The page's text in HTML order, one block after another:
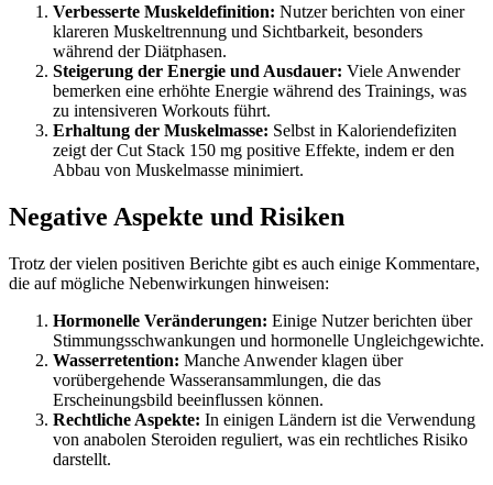
Verbesserte Muskeldefinition: Nutzer berichten von einer
klareren Muskeltrennung und Sichtbarkeit, besonders
während der Diätphasen.
Steigerung der Energie und Ausdauer: Viele Anwender
bemerken eine erhöhte Energie während des Trainings, was
zu intensiveren Workouts führt.
Erhaltung der Muskelmasse: Selbst in Kaloriendefiziten
zeigt der Cut Stack 150 mg positive Effekte, indem er den
Abbau von Muskelmasse minimiert.
Negative Aspekte und Risiken
Trotz der vielen positiven Berichte gibt es auch einige Kommentare,
die auf mögliche Nebenwirkungen hinweisen:
Hormonelle Veränderungen: Einige Nutzer berichten über
Stimmungsschwankungen und hormonelle Ungleichgewichte.
Wasserretention: Manche Anwender klagen über
vorübergehende Wasseransammlungen, die das
Erscheinungsbild beeinflussen können.
Rechtliche Aspekte: In einigen Ländern ist die Verwendung
von anabolen Steroiden reguliert, was ein rechtliches Risiko
darstellt.